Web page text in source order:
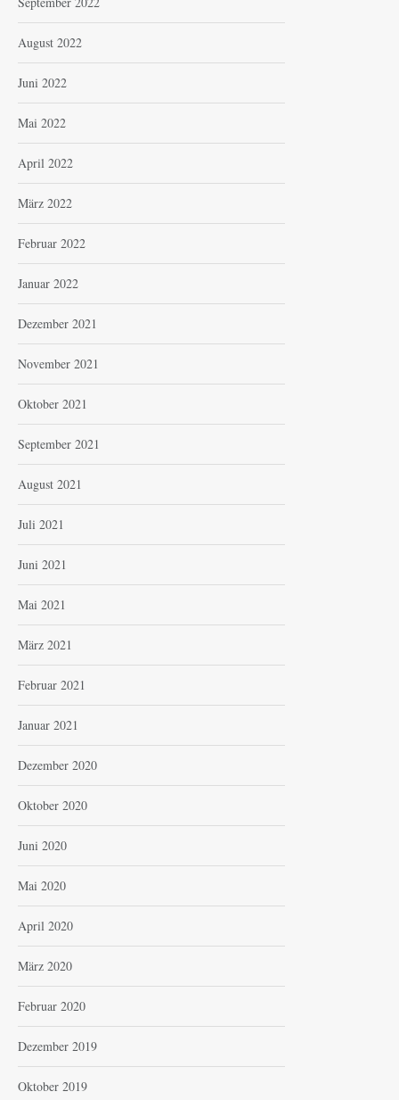
August 2022
Juni 2022
Mai 2022
April 2022
März 2022
Februar 2022
Januar 2022
Dezember 2021
November 2021
Oktober 2021
September 2021
August 2021
Juli 2021
Juni 2021
Mai 2021
März 2021
Februar 2021
Januar 2021
Dezember 2020
Oktober 2020
Juni 2020
Mai 2020
April 2020
März 2020
Februar 2020
Dezember 2019
Oktober 2019